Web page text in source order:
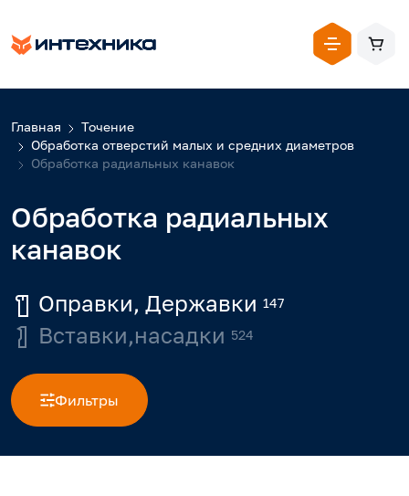
Главная
Точение
Обработка отверстий малых и средних диаметров
Обработка радиальных канавок
Обработка радиальных
канавок
Оправки, Державки 147
Вставки,насадки 524
Фильтры